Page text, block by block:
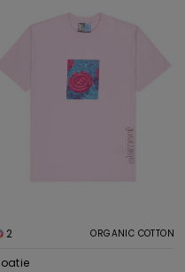
2 ORGANIC COTTON